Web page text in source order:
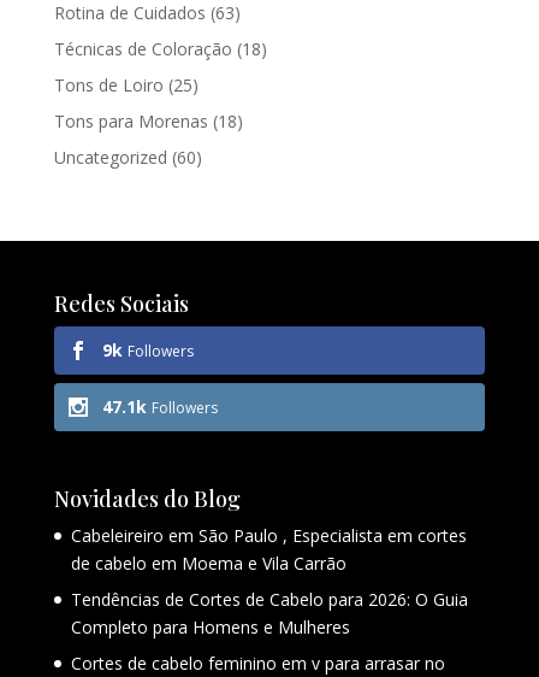
Rotina de Cuidados (63)
Técnicas de Coloração (18)
Tons de Loiro (25)
Tons para Morenas (18)
Uncategorized (60)
Redes Sociais
9k Followers
47.1k Followers
Novidades do Blog
Cabeleireiro em São Paulo , Especialista em cortes
de cabelo em Moema e Vila Carrão
Tendências de Cortes de Cabelo para 2026: O Guia
Completo para Homens e Mulheres
Cortes de cabelo feminino em v para arrasar no